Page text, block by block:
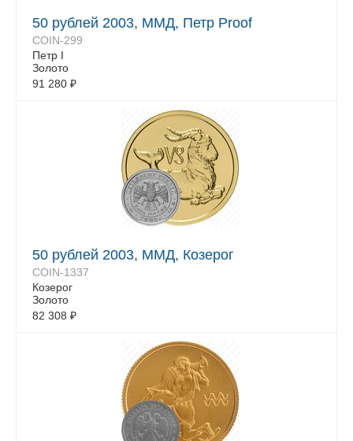
50 рублей 2003, ММД, Петр Proof
COIN-299
Петр I
Золото
91 280 ₽
50 рублей 2003, ММД, Козерог
COIN-1337
Козерог
Золото
82 308 ₽